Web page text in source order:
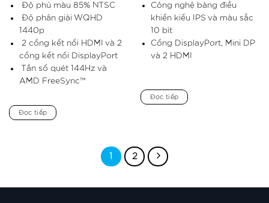
Độ phủ màu 85% NTSC
Độ phân giải WQHD
1440p
2 cổng kết nối HDMI và 2
cổng kết nối DisplayPort
Tần số quét 144Hz và
AMD FreeSync™
Đọc tiếp
Công nghệ bảng điều
khiển kiểu IPS và màu sắc
10 bit
Cổng DisplayPort, Mini DP
và 2 HDMI
Đọc tiếp
1 2